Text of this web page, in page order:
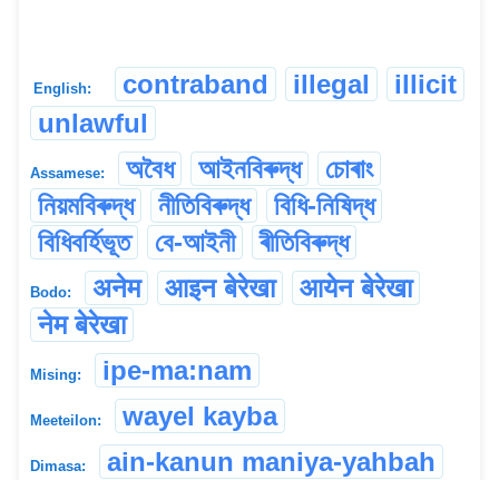
English: contraband illegal
illicit
unlawful
Assamese: অবৈধ আইনবিৰুদ্ধ
চোৰাং
নিয়মবিৰুদ্ধ
নীতিবিৰুদ্ধ
বিধি-নিষিদ্ধ
বিধিবৰ্হিভূত
বে-আইনী ৰীতিবিৰুদ্ধ
Bodo: अनेम आइन बेरेखा
आयेन बेरेखा
नेम बेरेखा
Mising: ipe-ma:nam
Meeteilon: wayel kayba
Dimasa:
ain-kanun maniya-yahbah